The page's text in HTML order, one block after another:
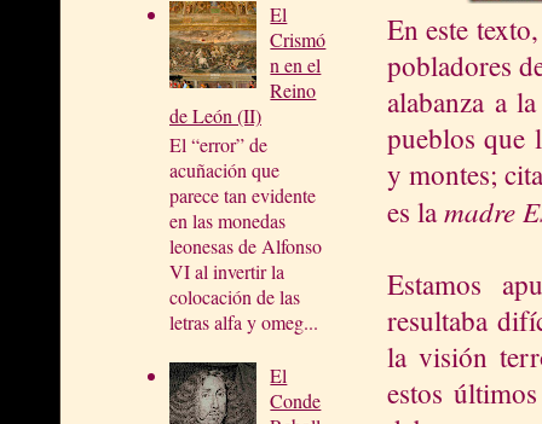
El
Crismó
n en el
Reino
de León (II)
El “error” de
acuñación que
parece tan evidente
en las monedas
leonesas de Alfonso
VI al invertir la
colocación de las
letras alfa y omeg...
El
Conde
En este
pobladores
alabanza a
pueblos que
y montes;
es lamadre
Estamos
resultaba
la visión
estos